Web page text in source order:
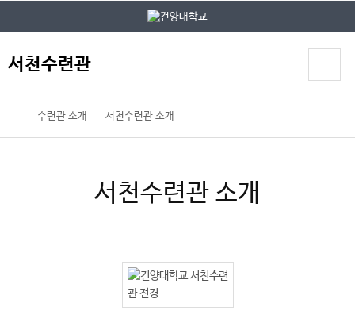
서천수련관
수련관 소개 서천수련관 소개
서천수련관 소개